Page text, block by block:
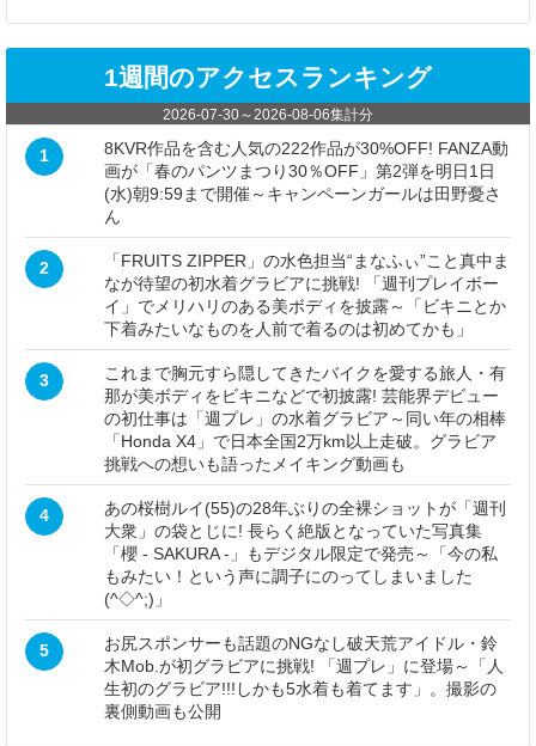
1週間のアクセスランキング
2026-07-30～2026-08-06集計分
1
8KVR作品を含む人気の222作品が30%OFF! FANZA動
画が「春のパンツまつり30％OFF」第2弾を明日1日
(水)朝9:59まで開催～キャンペーンガールは田野憂さ
ん
2
「FRUITS ZIPPER」の水色担当“まなふぃ”こと真中ま
なが待望の初水着グラビアに挑戦! 「週刊プレイボー
イ」でメリハリのある美ボディを披露～「ビキニとか
下着みたいなものを人前で着るのは初めてかも」
3
これまで胸元すら隠してきたバイクを愛する旅人・有
那が美ボディをビキニなどで初披露! 芸能界デビュー
の初仕事は「週プレ」の水着グラビア～同い年の相棒
「Honda X4」で日本全国2万km以上走破。グラビア
挑戦への想いも語ったメイキング動画も
4
あの桜樹ルイ(55)の28年ぶりの全裸ショットが「週刊
大衆」の袋とじに! 長らく絶版となっていた写真集
「櫻 - SAKURA -」もデジタル限定で発売～「今の私
もみたい！という声に調子にのってしまいました
(^◇^;)」
5
お尻スポンサーも話題のNGなし破天荒アイドル・鈴
木Mob.が初グラビアに挑戦! 「週プレ」に登場～「人
生初のグラビア!!!しかも5水着も着てます」。撮影の
裏側動画も公開